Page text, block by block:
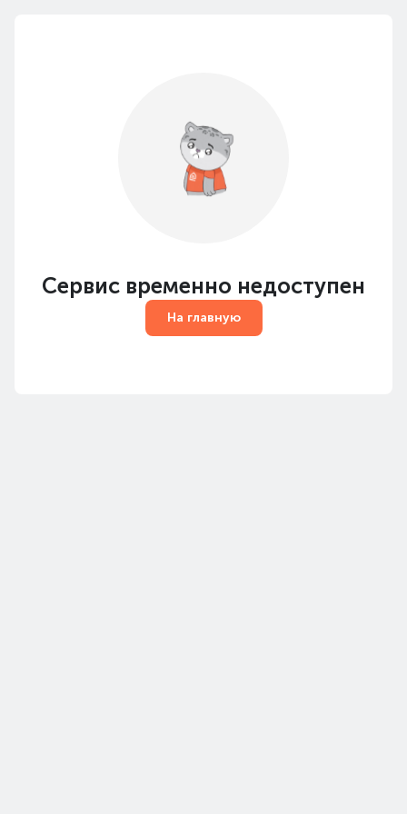
Сервис временно недоступен
На главную